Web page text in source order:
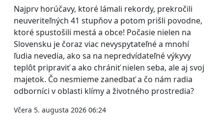
Najprv horúčavy, ktoré lámali rekordy, prekročili
neuveriteľných 41 stupňov a potom prišli povodne,
ktoré spustošili mestá a obce! Počasie nielen na
Slovensku je čoraz viac nevyspytateľné a mnohí
ľudia nevedia, ako sa na nepredvídateľné výkyvy
teplôt pripraviť a ako chrániť nielen seba, ale aj svoj
majetok. Čo nesmieme zanedbať a čo nám radia
odborníci v oblasti klímy a životného prostredia?
Včera 5. augusta 2026 06:24